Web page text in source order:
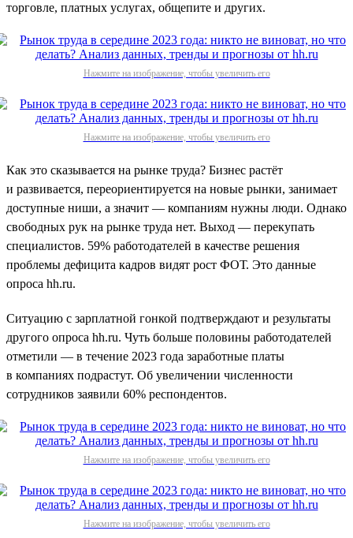
торговле, платных услугах, общепите и других.
Нажмите на изображение, чтобы увеличить его
Нажмите на изображение, чтобы увеличить его
Как это сказывается на рынке труда? Бизнес растёт
и развивается, переориентируется на новые рынки, занимает
доступные ниши, а значит — компаниям нужны люди. Однако
свободных рук на рынке труда нет. Выход — перекупать
специалистов. 59% работодателей в качестве решения
проблемы дефицита кадров видят рост ФОТ. Это данные
опроса hh.ru.
Ситуацию с зарплатной гонкой подтверждают и результаты
другого опроса hh.ru. Чуть больше половины работодателей
отметили — в течение 2023 года заработные платы
в компаниях подрастут. Об увеличении численности
сотрудников заявили 60% респондентов.
Нажмите на изображение, чтобы увеличить его
Нажмите на изображение, чтобы увеличить его